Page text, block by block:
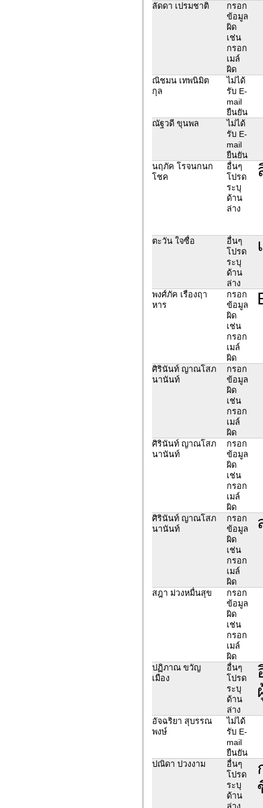
ลัดดา เปรมชาติ
กรอก
ข้อมูล
ผิด
เช่น
กรอก
เมล์
ผิด
ณิชมน เทพนิมิต
กุล
ไม่ได้
รับ E-
mail
ยืนยัน
ณัฐวดี ขุนพล
ไม่ได้
รับ E-
mail
ยืนยัน
นฤภัค โรจนกนก
โชค
อื่นๆ
โปรด
ระบุ
ด้าน
ล่าง
ตะวัน ใจซื่อ
อื่นๆ
โปรด
ระบุ
ด้าน
ล่าง
พงศ์ภัค เรืองฤา
หาร
กรอก
ข้อมูล
ผิด
เช่น
กรอก
เมล์
ผิด
ศิรินันท์ ญาณโสภ
นานันท์
กรอก
ข้อมูล
ผิด
เช่น
กรอก
เมล์
ผิด
ศิรินันท์ ญาณโสภ
นานันท์
กรอก
ข้อมูล
ผิด
เช่น
กรอก
เมล์
ผิด
ศิรินันท์ ญาณโสภ
นานันท์
กรอก
ข้อมูล
ผิด
เช่น
กรอก
เมล์
ผิด
สฎา ม่วงหมื่นสุข
กรอก
ข้อมูล
ผิด
เช่น
กรอก
เมล์
ผิด
ปฏิภาณ ขวัญ
เมือง
อื่นๆ
โปรด
ระบุ
ด้าน
ล่าง
อัจฉริยา สุบรรณ
พงษ์
ไม่ได้
รับ E-
mail
ยืนยัน
ปณิดา ปวงงาม
อื่นๆ
โปรด
ระบุ
ด้าน
ล่าง